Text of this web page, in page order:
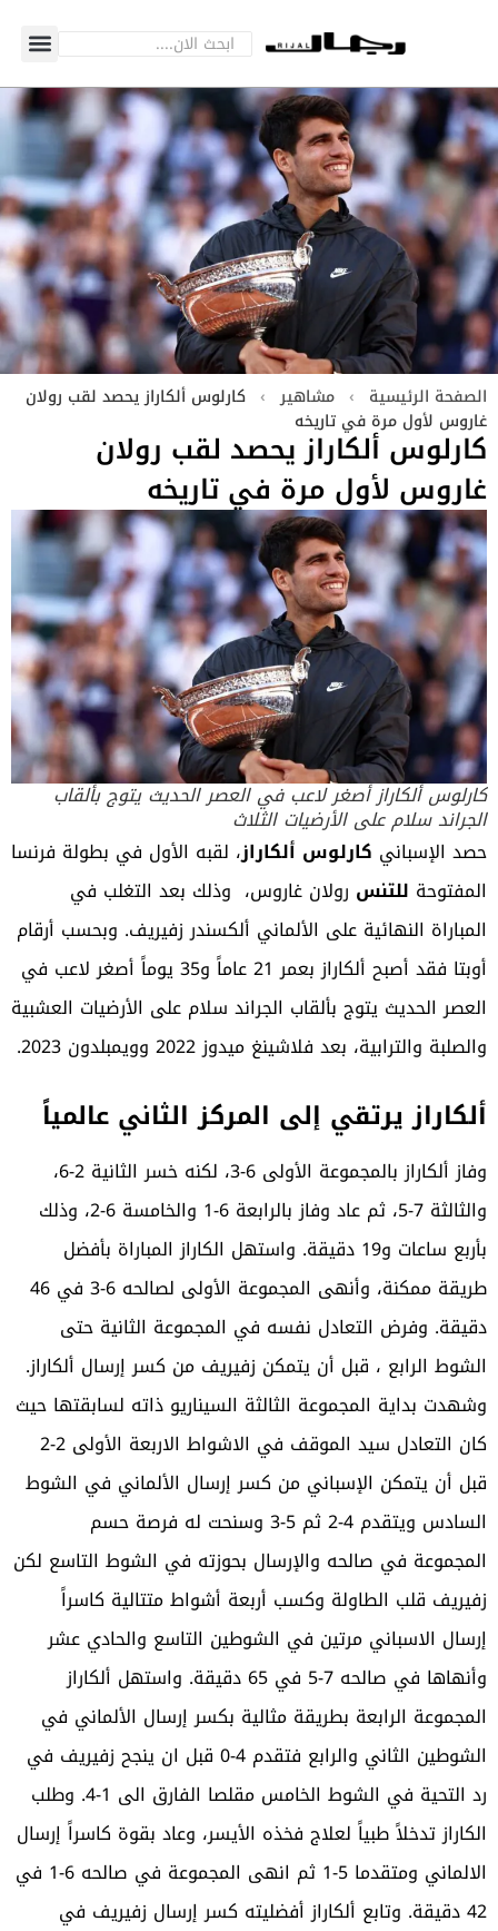
الصفحة الرئيسية › مشاهير › كارلوس ألكاراز يحصد لقب رولان
غاروس لأول مرة في تاريخه
كارلوس ألكاراز يحصد لقب رولان
غاروس لأول مرة في تاريخه
كارلوس ألكاراز أصغر لاعب في العصر الحديث يتوج بألقاب
الجراند سلام على الأرضيات الثلاث
حصد الإسباني كارلوس ألكاراز، لقبه الأول في بطولة فرنسا
المفتوحة للتنس رولان غاروس، وذلك بعد التغلب في
المباراة النهائية على الألماني ألكسندرزفيريف. وبحسب أرقام
أوبتا فقد أصبح ألكاراز بعمر 21 عاماً و35 يوماً أصغر لاعب في
العصر الحديث يتوج بألقاب الجراند سلام على الأرضيات العشبية
والصلبة والترابية، بعد فلاشينغ ميدوز 2022 وويمبلدون 2023.
ألكاراز يرتقي إلى المركز الثاني عالمياً
وفاز ألكاراز بالمجموعة الأولى 6-3، لكنه خسر الثانية 2-6،
والثالثة 7-5، ثم عاد وفاز بالرابعة 6-1 والخامسة 6-2، وذلك
بأربع ساعات و19 دقيقة. واستهل الكاراز المباراة بأفضل
طريقة ممكنة، وأنهى المجموعة الأولى لصالحه 6-3 في 46
دقيقة. وفرض التعادل نفسه في المجموعة الثانية حتى
الشوط الرابع ، قبل أن يتمكن زفيريف من كسر إرسال ألكاراز.
وشهدت بداية المجموعة الثالثة السيناريو ذاته لسابقتها حيث
كان التعادل سيد الموقف في الاشواط الاربعة الأولى 2-2
قبل أن يتمكن الإسباني من كسر إرسال الألماني في الشوط
السادس ويتقدم 4-2 ثم 5-3 وسنحت له فرصة حسم
المجموعة في صالحه والإرسال بحوزته في الشوط التاسع لكن
زفيريف قلب الطاولة وكسب أربعة أشواط متتالية كاسراً
إرسال الاسباني مرتين في الشوطين التاسع والحادي عشر
وأنهاها في صالحه 7-5 في 65 دقيقة. واستهل ألكاراز
المجموعة الرابعة بطريقة مثالية بكسر إرسال الألماني في
الشوطين الثاني والرابع فتقدم 4-0 قبل ان ينجح زفيريف في
رد التحية في الشوط الخامس مقلصا الفارق الى 1-4. وطلب
الكاراز تدخلاً طبياً لعلاج فخذه الأيسر، وعاد بقوة كاسراً إرسال
الالماني ومتقدما 5-1 ثم انهى المجموعة في صالحه 6-1 في
42 دقيقة. وتابع ألكاراز أفضليته كسر إرسال زفيريف في